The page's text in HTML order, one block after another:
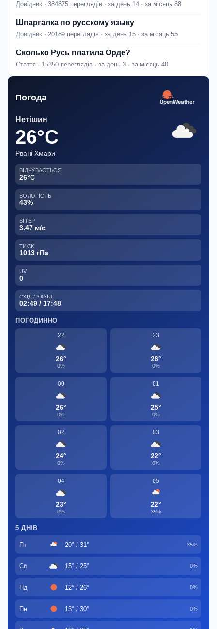
Довідник · 384875 переглядів · за день 14 · за місяць 88
Шпаргалка по русскому языку
Довідник · 20189 переглядів · за день 15 · за місяць 55
Сколько Русь платила Орде?
Стаття · 15350 переглядів · за день 3 · за місяць 40
Погода
Нетішин
26°C
Рвані Хмари
ВІДЧУВАЄТЬСЯ
26°C
ВОЛОГІСТЬ
43%
ВІТЕР
3.47 м/с
ТИСК
1013 гПа
UV
0
СХІД / ЗАХІД
02:49 / 17:48
ПОГОДИННО
22
26°
0%
23
26°
0%
00
26°
0%
01
25°
0%
02
24°
0%
03
22°
0%
04
23°
0%
05
22°
35%
5 ДНІВ
Пт 20° / 31° 35%
Сб 15° / 25° 0%
Нд 12° / 26° 0%
Пн 13° / 30° 0%